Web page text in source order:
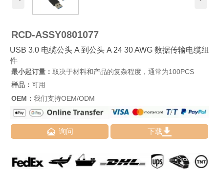
RCD-ASSY0801077
USB 3.0 电缆公头 A 到公头 A 24 30 AWG 数据传输电缆组
件
最小起订量： 取决于材料和产品的复杂程度，通常为100PCS
样品： 可用
OEM： 我们支持OEM/ODM
 询问 下载